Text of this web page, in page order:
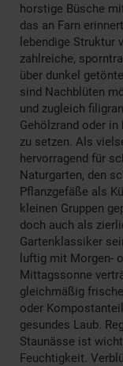
horstige Büsche
das an Farn
lebendige Struktur
zahlreiche,
über dunkel
sind Nachblüten
und zugleich
Gehölzrand oder
zu setzen. Als
hervorragend für
Naturgarten, den
Pflanzgefäße als
kleinen Gruppen
doch auch als
Gartenklassiker
luftig mit Morgen-
Mittagssonne
gleichmäßig
oder
gesundes Laub.
Staunässe ist
Feuchtigkeit.